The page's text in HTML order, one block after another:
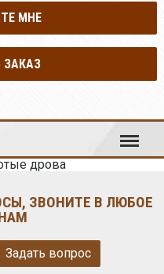
МНЕ
Меню
дрова
ЗВОНИТЕ В ЛЮБОЕ
Задать вопрос